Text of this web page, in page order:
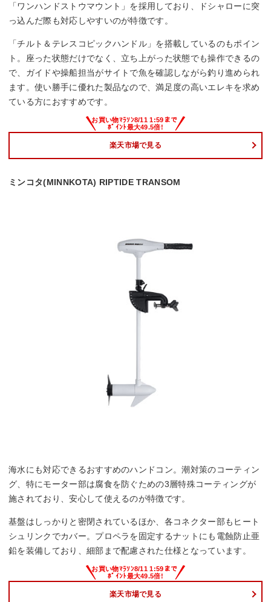
「ワンハンドストウマウント」を採用しており、ドシャローに突
っ込んだ際も対応しやすいのが特徴です。
「チルト＆テレスコピックハンドル」を搭載しているのもポイン
ト。座った状態だけでなく、立ち上がった状態でも操作できるの
で、ガイドや操船担当がサイトで魚を確認しながら釣り進められ
ます。使い勝手に優れた製品なので、満足度の高いエレキを求め
ている方におすすめです。
楽天市場で見る
ミンコタ(MINNKOTA) RIPTIDE TRANSOM
海水にも対応できるおすすめのハンドコン。潮対策のコーティン
グ、特にモーター部は腐食を防ぐための3層特殊コーティングが
施されており、安心して使えるのが特徴です。
基盤はしっかりと密閉されているほか、各コネクター部もヒート
シュリンクでカバー。プロペラを固定するナットにも電蝕防止亜
鉛を装備しており、細部まで配慮された仕様となっています。
楽天市場で見る